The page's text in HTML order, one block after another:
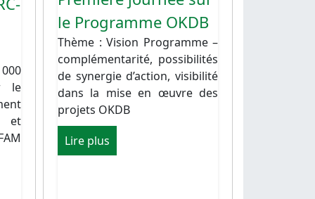
le
et
le Programme OKDB
Thème : Vision Programme –
complémentarité, possibilités
de synergie d’action, visibilité
dans la mise en œuvre des
projets OKDB
Lire plus